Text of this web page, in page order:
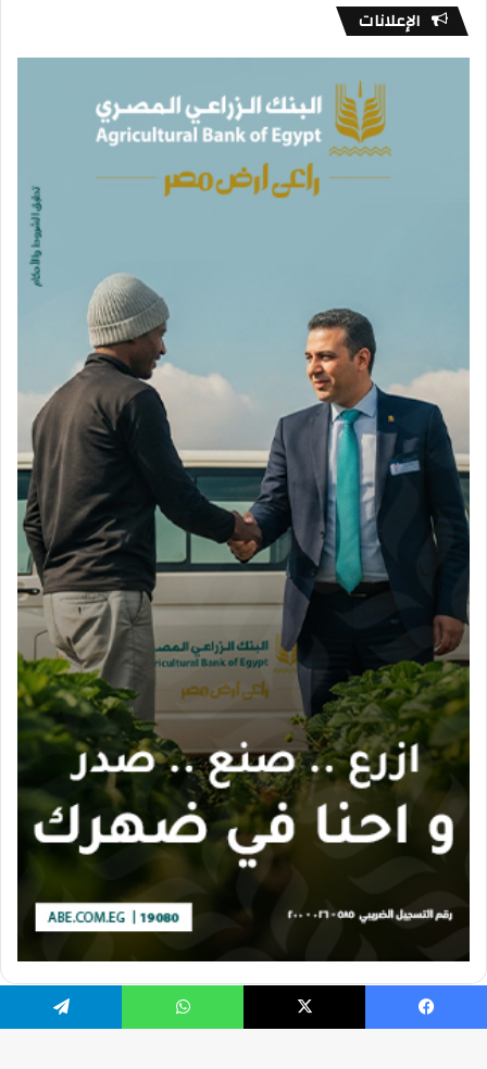
الإعلانات
فيسبوك X واتساب تيلقرام